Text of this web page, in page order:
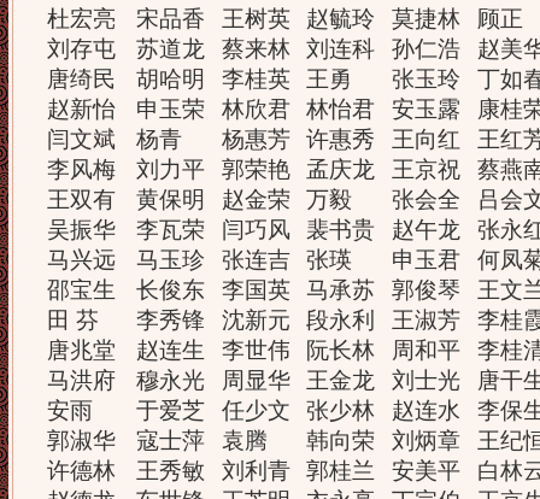
杜宏亮
刘存屯
唐绮民
赵新怡
闫文斌
李风梅
王双有
吴振华
马兴远
邵宝生
田 芬
唐兆堂
马洪府
安雨
郭淑华
许德林
宋品香
苏道龙
胡哈明
申玉荣
杨青
刘力平
黄保明
李瓦荣
马玉珍
长俊东
李秀锋
赵连生
穆永光
于爱芝
寇士萍
王秀敏
王树英
蔡来林
李桂英
林欣君
杨惠芳
郭荣艳
赵金荣
闫巧风
张连吉
李国英
沈新元
李世伟
周显华
任少文
袁腾
刘利青
赵毓玲
刘连科
王勇
林怡君
许惠秀
孟庆龙
万毅
裴书贵
张瑛
马承苏
段永利
阮长林
王金龙
张少林
韩向荣
郭桂兰
莫捷林
孙仁浩
张玉玲
安玉露
王向红
王京祝
张会全
赵午龙
申玉君
郭俊琴
王淑芳
周和平
刘士光
赵连水
刘炳章
安美平
顾正
赵美
丁如
康桂
王红
蔡燕
吕会
张永
何凤
王文
李桂
李桂
唐干
李保
王纪
白林